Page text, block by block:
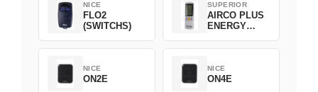
NICE
FLO2
(SWITCHS)
SUPERIOR
AIRCO PLUS
ENERGY
NICE
ON2E
NICE
ON4E